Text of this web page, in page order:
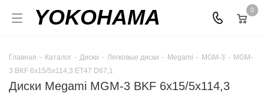
YOKOHAMA 0
Главная - Каталог - Диски - Легковые диски - Megami - MGM-3 - MGM-
3 BKF 6x15/5x114,3 ET47 D67,1
Диски Megami MGM-3 BKF 6x15/5x114,3